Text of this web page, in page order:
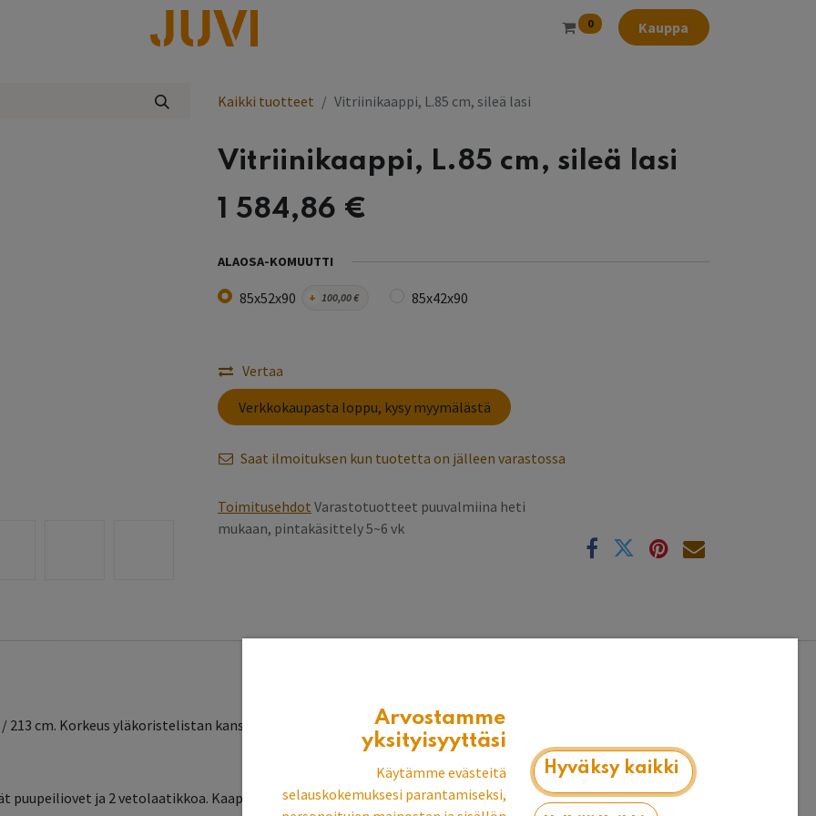
0 Kauppa
Kaikki tuotteet Vitriinikaappi, L.85 cm, sileä lasi
Vitriinikaappi, L.85 cm, sileä lasi
1 584,86 €
ALAOSA-KOMUUTTI
85x52x90 + 100,00€ 85x42x90
Vertaa
Verkkokaupasta loppu, kysy myymälästä
Saat ilmoituksen kun tuotetta on jälleen varastossa
Toimitusehdot Varastotuotteet puuvalmiina heti
mukaan, pintakäsittely 5~6 vk
/ 213 cm. Korkeus yläkoristelistan kanssa on n. 213 cm. Koristelista myydään erikseen
puupeiliovet ja 2 vetolaatikkoa. Kaappi sisältää 2 irtohyllyä. Komuutin sivuissa ei ole pystyuria (sivupuut ovat
Arvostamme
yksityisyyttäsi
Käytämme evästeitä
selauskokemuksesi parantamiseksi,
Hyväksy kaikki